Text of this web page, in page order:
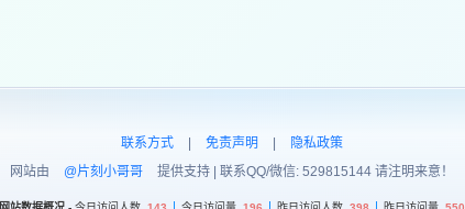
联系方式 免责声明
隐私政策
网站由
@片刻小哥哥 提供支持 | 联系QQ/微信: 529815144 请注明来意！